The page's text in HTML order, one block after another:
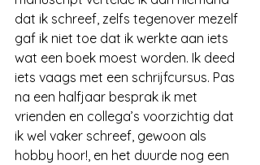
dat ik schreef, zelfs tegenover mezelf
gaf ik niet toe dat ik werkte aan iets
wat een boek moest worden. Ik deed
iets vaags met een schrijfcursus. Pas
na een halfjaar besprak ik met
vrienden en collega’s voorzichtig dat
ik wel vaker schreef, gewoon als
hobby hoor!, en het duurde nog een